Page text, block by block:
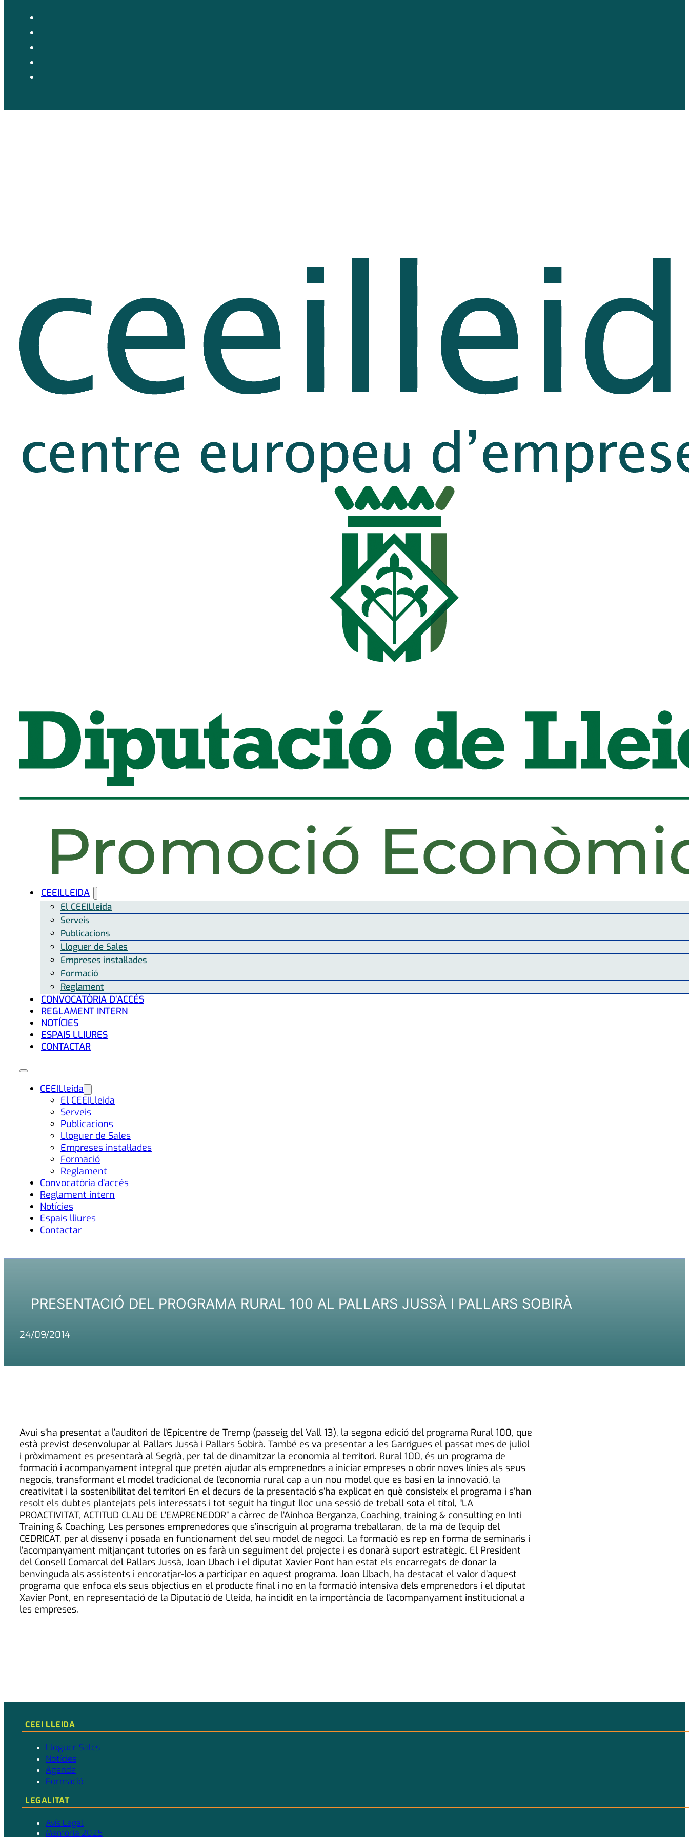
CEEILLEIDA
El CEEILleida
Serveis
Publicacions
Lloguer de Sales
Empreses instal·lades
Formació
Reglament
CONVOCATÒRIA D’ACCÉS
REGLAMENT INTERN
NOTÍCIES
ESPAIS LLIURES
CONTACTAR
CEEILleida
El CEEILleida
Serveis
Publicacions
Lloguer de Sales
Empreses instal·lades
Formació
Reglament
Convocatòria d’accés
Reglament intern
Notícies
Espais lliures
Contactar
PRESENTACIÓ DEL PROGRAMA RURAL 100 AL PALLARS JUSSÀ I PALLARS SOBIRÀ
24/09/2014
Avui s’ha presentat a l’auditori de l’Epicentre de Tremp (passeig del Vall 13), la segona edició del programa Rural 100, que
està previst desenvolupar al Pallars Jussà i Pallars Sobirà. També es va presentar a les Garrigues el passat mes de juliol
i pròximament es presentarà al Segrià, per tal de dinamitzar la economia al territori. Rural 100, és un programa de
formació i acompanyament integral que pretén ajudar als emprenedors a iniciar empreses o obrir noves línies als seus
negocis, transformant el model tradicional de l’economia rural cap a un nou model que es basi en la innovació, la
creativitat i la sostenibilitat del territori En el decurs de la presentació s’ha explicat en què consisteix el programa i s’han
resolt els dubtes plantejats pels interessats i tot seguit ha tingut lloc una sessió de treball sota el títol, “LA
PROACTIVITAT, ACTITUD CLAU DE L’EMPRENEDOR” a càrrec de l’Ainhoa Berganza, Coaching, training & consulting en Inti
Training & Coaching. Les persones emprenedores que s’inscriguin al programa treballaran, de la mà de l’equip del
CEDRICAT, per al disseny i posada en funcionament del seu model de negoci. La formació es rep en forma de seminaris i
l’acompanyament mitjançant tutories on es farà un seguiment del projecte i es donarà suport estratègic. El President
del Consell Comarcal del Pallars Jussà, Joan Ubach i el diputat Xavier Pont han estat els encarregats de donar la
benvinguda als assistents i encoratjar-los a participar en aquest programa. Joan Ubach, ha destacat el valor d’aquest
programa que enfoca els seus objectius en el producte final i no en la formació intensiva dels emprenedors i el diputat
Xavier Pont, en representació de la Diputació de Lleida, ha incidit en la importància de l’acompanyament institucional a
les empreses.
CEEI LLEIDA
Lloguer Sales
Notícies
Agenda
Formació
LEGALITAT
Avís Legal
Memòria 2025